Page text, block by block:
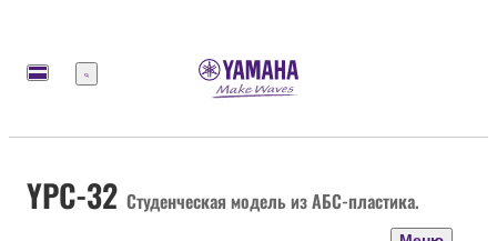
Меню
YPC-32 Студенческая модель из АБС-пластика.